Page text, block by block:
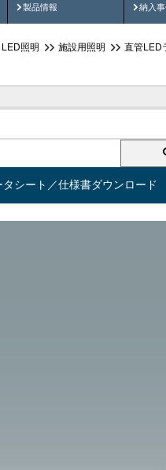
製品情報
製品動画 納入
納
LED照明 施設用照明 直管LED
シート／仕様書ダウンロード